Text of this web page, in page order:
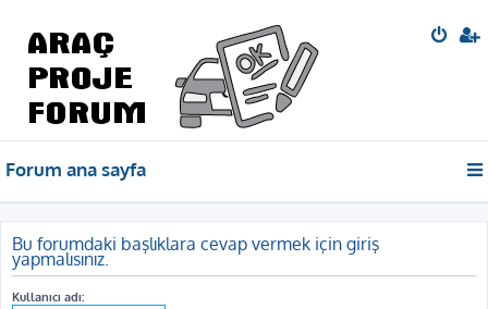
Forum ana sayfa
Bu forumdaki başlıklara cevap vermek için giriş
yapmalısınız.
Kullanıcı adı: